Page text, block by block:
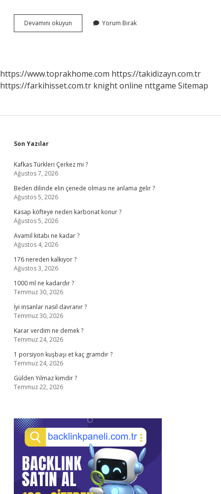
Devamını okuyun
Nitrat
Yorum Bırak
https://www.toprakhome.com https://takidizayn.com.tr
https://farkihisset.com.tr knight online nttgame Sitemap
Sidebar
Son Yazılar
Kafkas Türkleri Çerkez mi ?
Ağustos 7, 2026
Beden dilinde elin çenede olması ne anlama gelir ?
Ağustos 5, 2026
Kasap köfteye neden karbonat konur ?
Ağustos 5, 2026
Avamil kitabı ne kadar ?
Ağustos 4, 2026
176 nereden kalkıyor ?
Ağustos 3, 2026
1000 ml ne kadardır ?
Temmuz 30, 2026
İyi insanlar nasıl davranır ?
Temmuz 30, 2026
Karar verdim ne demek ?
Temmuz 24, 2026
1 porsiyon kuşbaşı et kaç gramdır ?
Temmuz 24, 2026
Gülden Yılmaz kimdir ?
Temmuz 22, 2026